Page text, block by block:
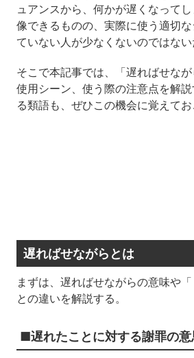
ュアンスから、何かが遅くなって
像できるものの、実際に使う適切
ていない人が少なくないのではない
そこで本記事では、「遅ればせな
使用シーン、使う際の注意点を解
る類語も、ぜひこの機会に覚えてお
遅ればせながらとは
まずは、遅ればせながらの意味や「
との違いを解説する。
■遅れたことに対する謝罪の